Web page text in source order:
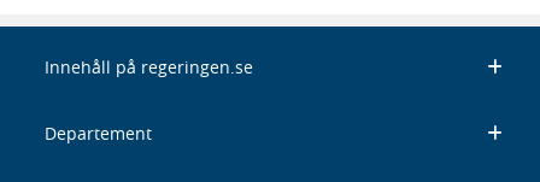
Innehåll på regeringen.se
Departement